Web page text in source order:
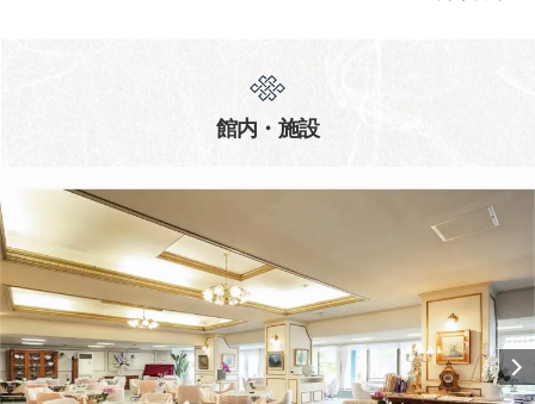
館内・施設